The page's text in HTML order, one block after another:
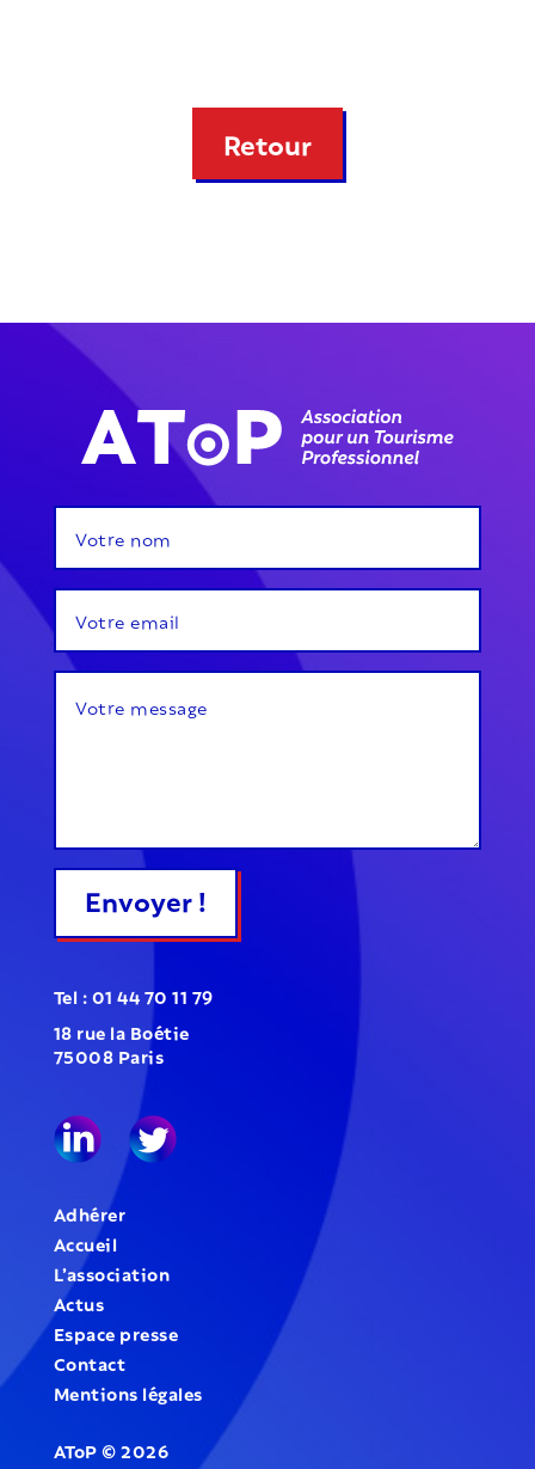
Retour
Envoyer !
Tel : 01 44 70 11 79
18 rue la Boétie
75008 Paris
Adhérer
Accueil
L’association
Actus
Espace presse
Contact
Mentions légales
AToP©2026